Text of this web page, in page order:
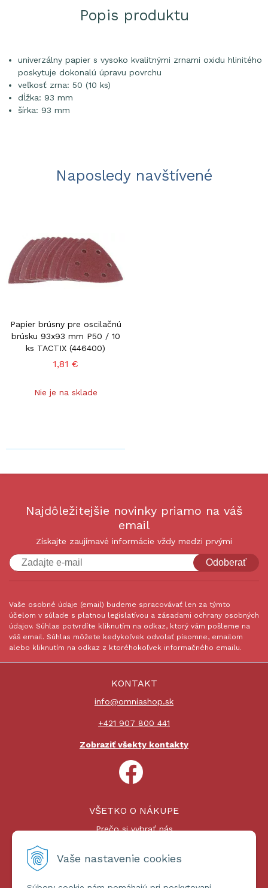
Vaše nastavenie cookies
Popis produktu
univerzálny papier s vysoko kvalitnými zrnami oxidu hlinitého
poskytuje dokonalú úpravu povrchu
veľkosť zrna: 50 (10 ks)
dĺžka: 93 mm
šírka: 93 mm
Naposledy navštívené
Papier brúsny pre oscilačnú
brúsku 93x93 mm P50 / 10
ks TACTIX (446400)
1,81 €
Nie je na sklade
Najdôležitejšie novinky priamo na váš
email
Získajte zaujímavé informácie vždy medzi prvými
Odoberať
Vaše osobné údaje (email) budeme spracovávať len za týmto
účelom v súlade s platnou legislatívou a zásadami ochrany osobných
údajov. Súhlas potvrdíte kliknutím na odkaz, ktorý vám pošleme na
váš email. Súhlas môžete kedykoľvek odvolať písomne, emailom
alebo kliknutím na odkaz z ktoréhokoľvek informačného emailu.
KONTAKT
info@omniashop.sk
+421 907 800 441
Zobraziť všekty kontakty
VŠETKO O NÁKUPE
Prečo si vybrať nás
Platby a doprava